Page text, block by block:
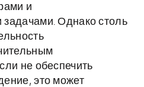
и
Однако столь
не обеспечить
это может